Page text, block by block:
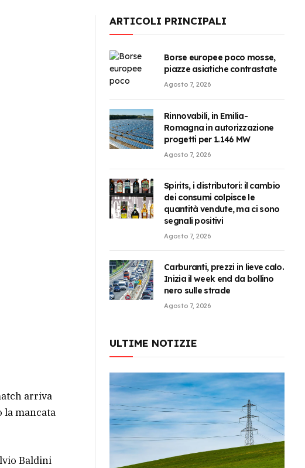
arriva
mancata
Baldini
ARTICOLI PRINCIPALI
Borse europee poco mosse,
piazze asiatiche contrastate
Agosto 7, 2026
Rinnovabili, in Emilia-
Romagna in autorizzazione
progetti per 1.146 MW
Agosto 7, 2026
Spirits, i distributori: il cambio
dei consumi colpisce le
quantità vendute, ma ci sono
segnali positivi
Agosto 7, 2026
Carburanti, prezzi in lieve calo.
Inizia il week end da bollino
nero sulle strade
Agosto 7, 2026
ULTIME NOTIZIE